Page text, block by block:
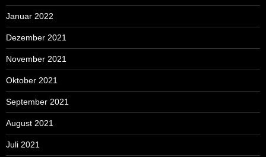
Januar 2022
Dezember 2021
November 2021
Oktober 2021
September 2021
August 2021
Juli 2021